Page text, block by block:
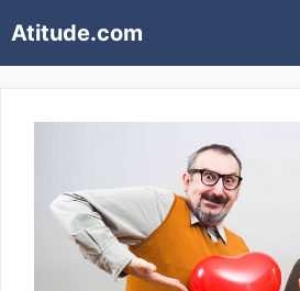
para
o
Atitude.com